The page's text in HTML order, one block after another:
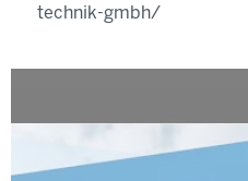
technik-gmbh/